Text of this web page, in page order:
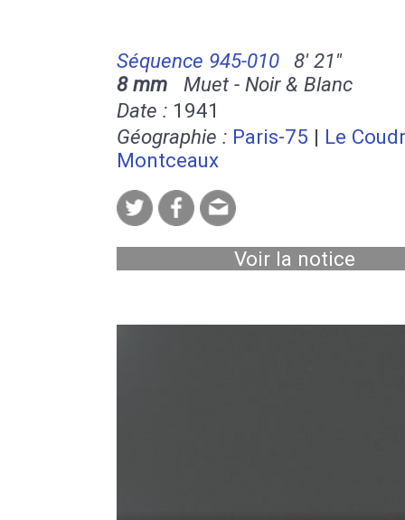
Séquence 945-010
8' 21''
8 mm Muet - Noir & Blanc
Date : 1941
Géographie : Paris-75 | Le
Montceaux
Voir la notice